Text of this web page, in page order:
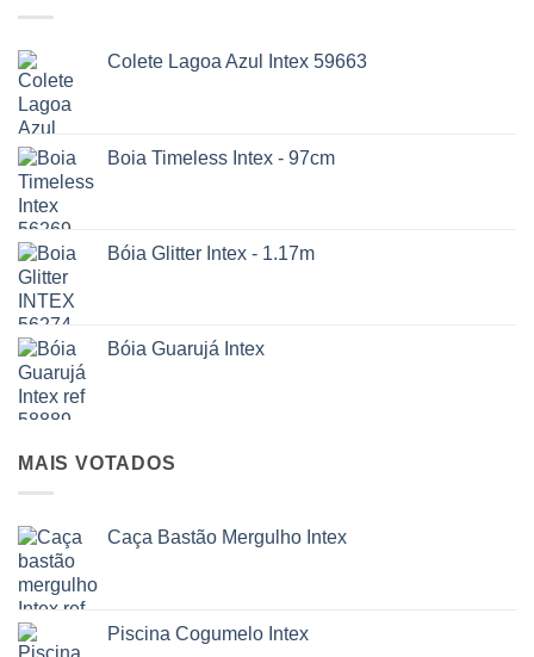
Colete Lagoa Azul Intex 59663
Boia Timeless Intex - 97cm
Bóia Glitter Intex - 1.17m
Bóia Guarujá Intex
MAIS VOTADOS
Caça Bastão Mergulho Intex
Piscina Cogumelo Intex